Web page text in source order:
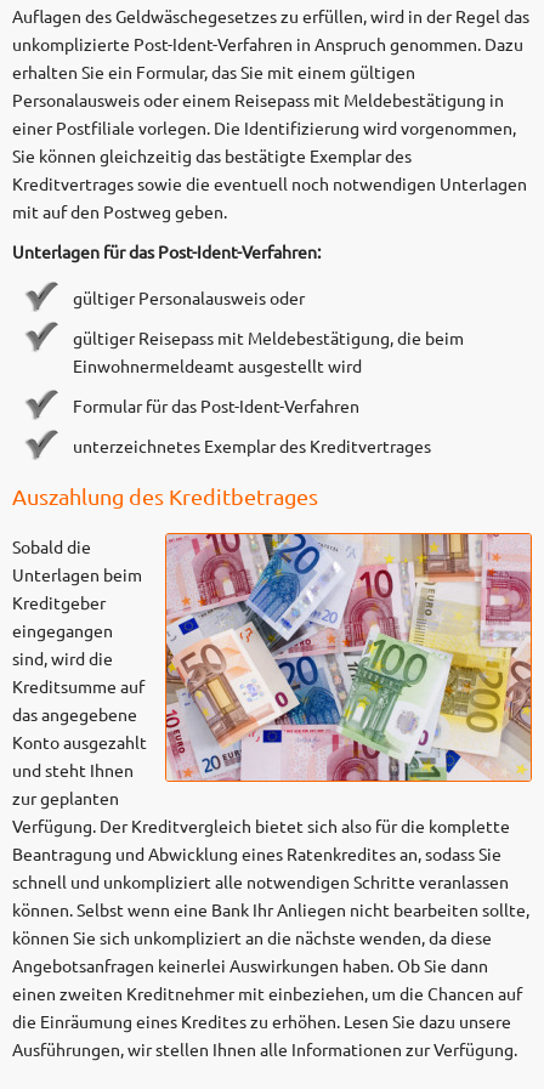
Auflagen des Geldwäschegesetzes zu erfüllen, wird in der Regel das
unkomplizierte Post-Ident-Verfahren in Anspruch genommen. Dazu
erhalten Sie ein Formular, das Sie mit einem gültigen
Personalausweis oder einem Reisepass mit Meldebestätigung in
einer Postfiliale vorlegen. Die Identifizierung wird vorgenommen,
Sie können gleichzeitig das bestätigte Exemplar des
Kreditvertrages sowie die eventuell noch notwendigen Unterlagen
mit auf den Postweg geben.
Unterlagen für das Post-Ident-Verfahren:
gültiger Personalausweis oder
gültiger Reisepass mit Meldebestätigung, die beim
Einwohnermeldeamt ausgestellt wird
Formular für das Post-Ident-Verfahren
unterzeichnetes Exemplar des Kreditvertrages
Auszahlung des Kreditbetrages
Sobald die
Unterlagen beim
Kreditgeber
eingegangen
sind, wird die
Kreditsumme auf
das angegebene
Konto ausgezahlt
und steht Ihnen
zur geplanten
Verfügung. Der Kreditvergleich bietet sich also für die komplette
Beantragung und Abwicklung eines Ratenkredites an, sodass Sie
schnell und unkompliziert alle notwendigen Schritte veranlassen
können. Selbst wenn eine Bank Ihr Anliegen nicht bearbeiten sollte,
können Sie sich unkompliziert an die nächste wenden, da diese
Angebotsanfragen keinerlei Auswirkungen haben. Ob Sie dann
einen zweiten Kreditnehmer mit einbeziehen, um die Chancen auf
die Einräumung eines Kredites zu erhöhen. Lesen Sie dazu unsere
Ausführungen, wir stellen Ihnen alle Informationen zur Verfügung.